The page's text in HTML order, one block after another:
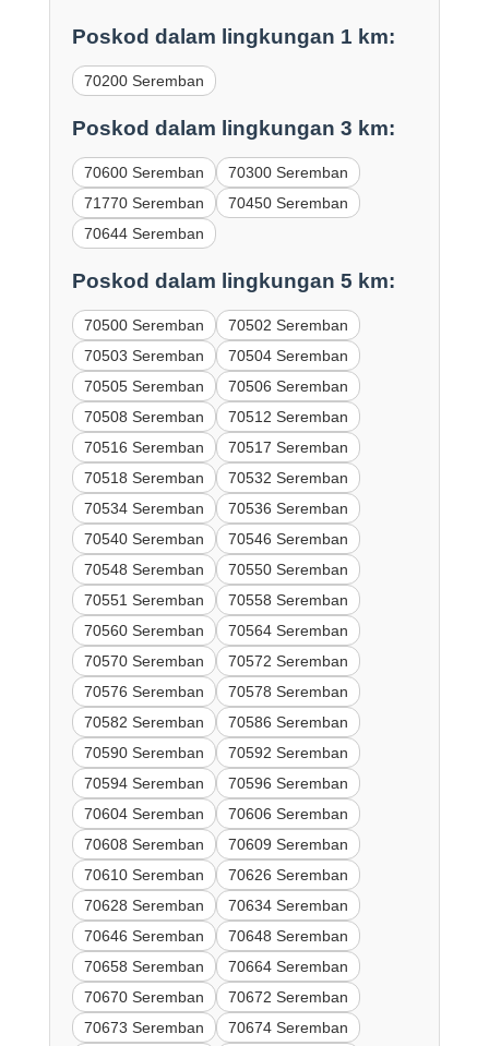
Poskod dalam lingkungan 1 km:
70200 Seremban
Poskod dalam lingkungan 3 km:
70600 Seremban
70300 Seremban
71770 Seremban
70450 Seremban
70644 Seremban
Poskod dalam lingkungan 5 km:
70500 Seremban
70502 Seremban
70503 Seremban
70504 Seremban
70505 Seremban
70506 Seremban
70508 Seremban
70512 Seremban
70516 Seremban
70517 Seremban
70518 Seremban
70532 Seremban
70534 Seremban
70536 Seremban
70540 Seremban
70546 Seremban
70548 Seremban
70550 Seremban
70551 Seremban
70558 Seremban
70560 Seremban
70564 Seremban
70570 Seremban
70572 Seremban
70576 Seremban
70578 Seremban
70582 Seremban
70586 Seremban
70590 Seremban
70592 Seremban
70594 Seremban
70596 Seremban
70604 Seremban
70606 Seremban
70608 Seremban
70609 Seremban
70610 Seremban
70626 Seremban
70628 Seremban
70634 Seremban
70646 Seremban
70648 Seremban
70658 Seremban
70664 Seremban
70670 Seremban
70672 Seremban
70673 Seremban
70674 Seremban